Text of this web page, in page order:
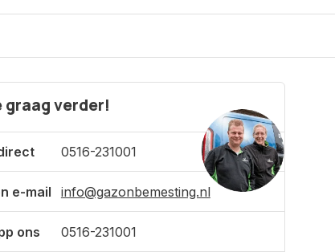
graag verder!
0516-231001
e-mail info@gazonbemesting.nl
ons 0516-231001